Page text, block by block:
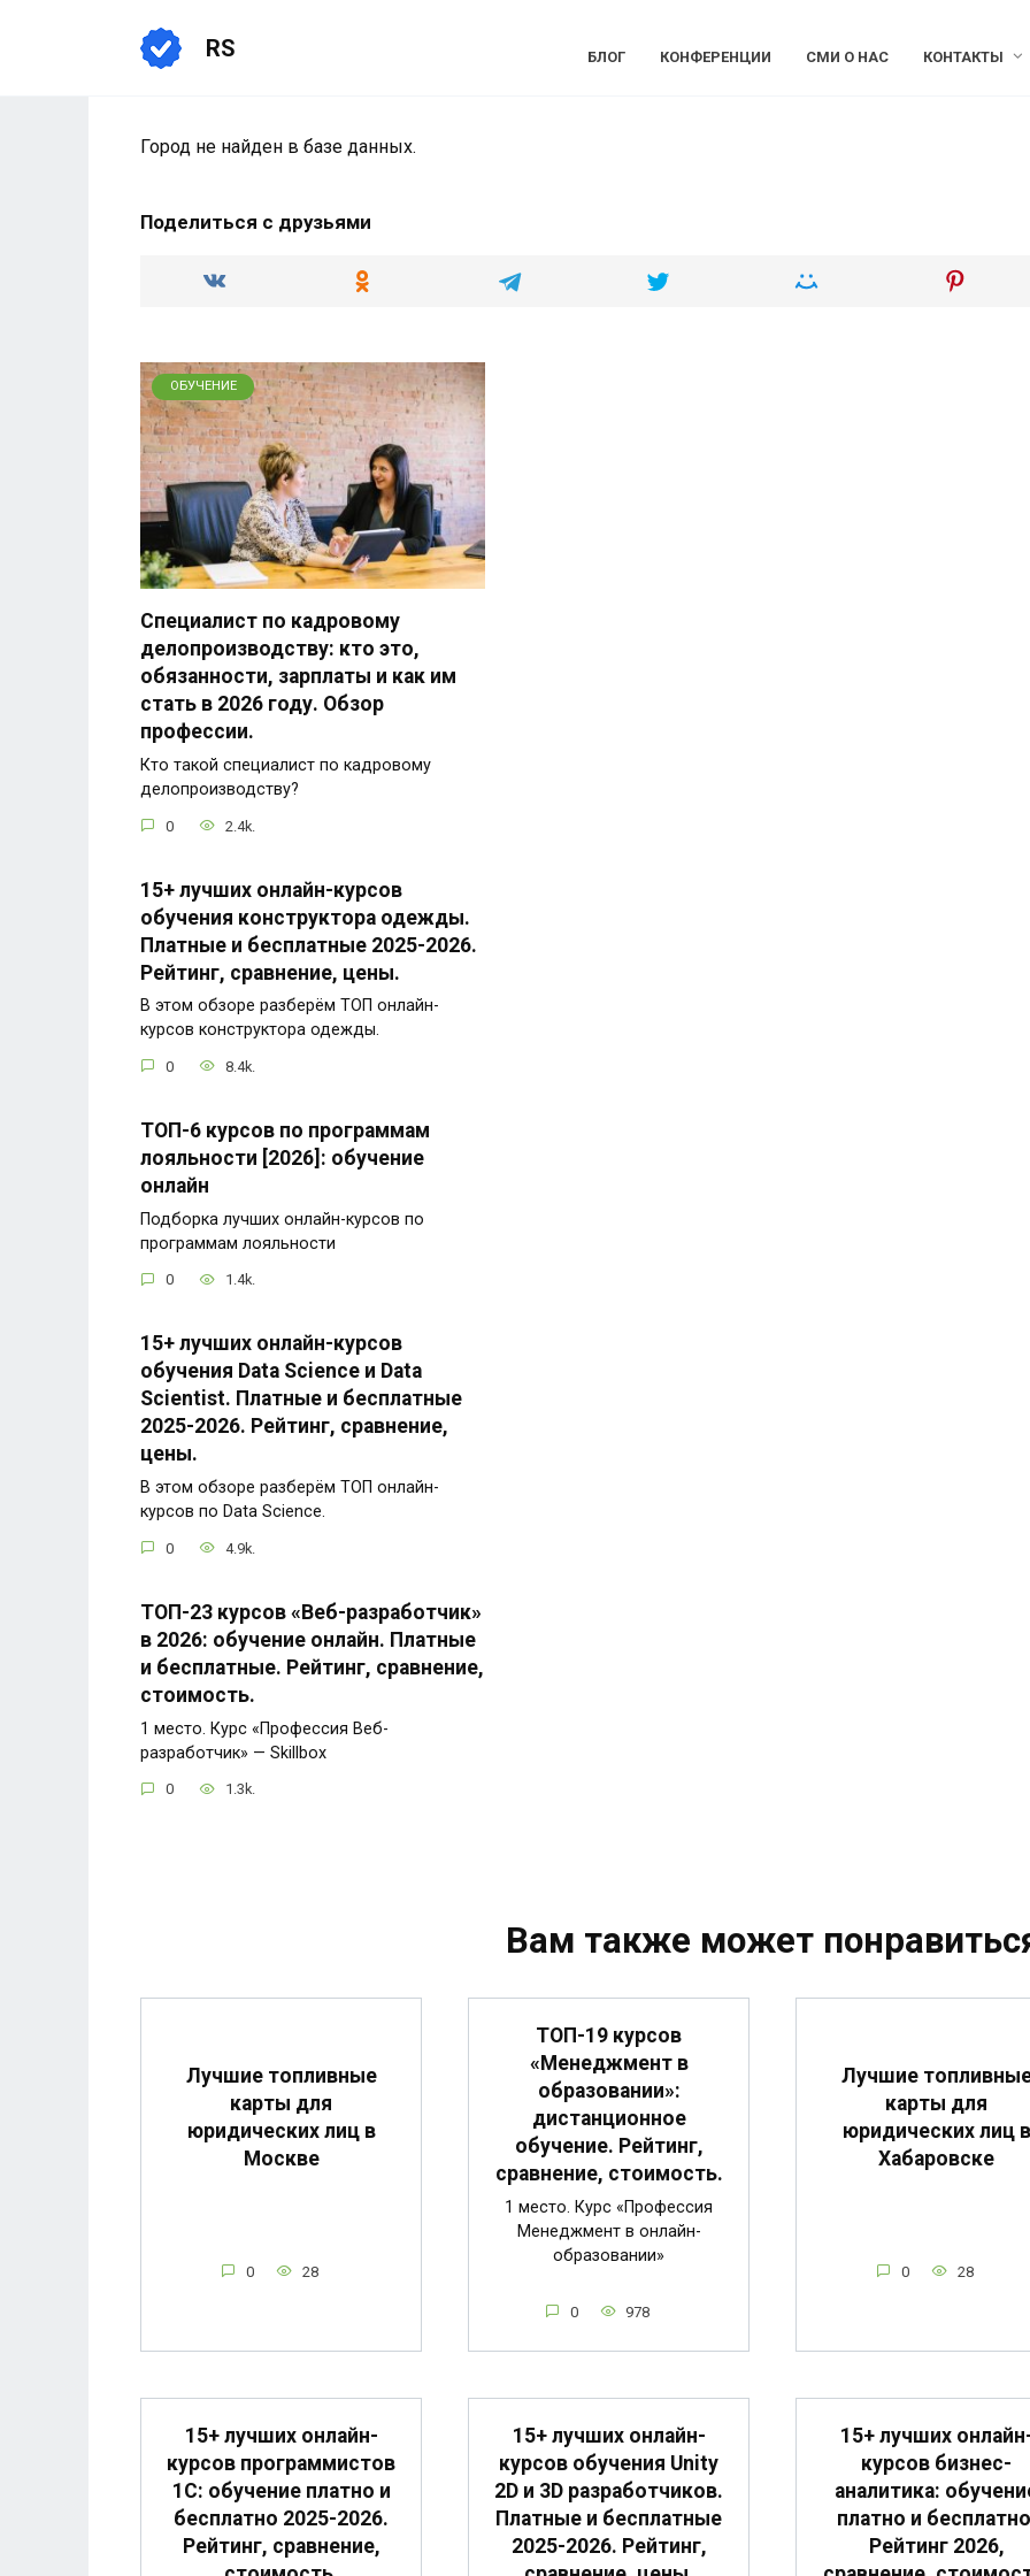
RS БЛОГ КОНФЕРЕНЦИИ СМИ О НАС КОНТАКТЫ
Город не найден в базе данных.
Поделиться с друзьями
ОБУЧЕНИЕ
Специалист по кадровому
делопроизводству: кто это,
обязанности, зарплаты и как им
стать в 2026 году. Обзор
профессии.
Кто такой специалист по кадровому
делопроизводству?
0 2.4k.
15+ лучших онлайн-курсов
обучения конструктора одежды.
Платные и бесплатные 2025-2026.
Рейтинг, сравнение, цены.
В этом обзоре разберём ТОП онлайн-
курсов конструктора одежды.
0 8.4k.
ТОП-6 курсов по программам
лояльности [2026]: обучение
онлайн
Подборка лучших онлайн-курсов по
программам лояльности
0 1.4k.
15+ лучших онлайн-курсов
обучения Data Science и Data
Scientist. Платные и бесплатные
2025-2026. Рейтинг, сравнение,
цены.
В этом обзоре разберём ТОП онлайн-
курсов по Data Science.
0 4.9k.
ТОП-23 курсов «Веб-разработчик»
в 2026: обучение онлайн. Платные
и бесплатные. Рейтинг, сравнение,
стоимость.
1 место. Курс «Профессия Веб-
разработчик» — Skillbox
0 1.3k.
Вам также может
Лучшие топливные
карты для
юридических лиц в
Москве
0 28
ТОП-19 курсов
«Менеджмент в
образовании»:
дистанционное
обучение. Рейтинг,
сравнение, стоимость.
1 место. Курс «Профессия
Менеджмент в онлайн-
образовании»
0 978
Лучшие
карты для
юридических лиц в
Хабаровске
0 28
15+ лучших онлайн-
курсов программистов
1С: обучение платно и
бесплатно 2025-2026.
Рейтинг, сравнение,
15+ лучших онлайн-
курсов обучения Unity
2D и 3D разработчиков.
Платные и бесплатные
2025-2026. Рейтинг,
15+ лучших
курсов бизнес-
аналитика:
платно и
Рейтинг 2026,